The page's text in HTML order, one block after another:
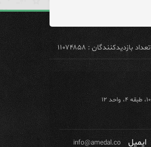
تعداد بازدیدکنندگان : ۱۱۰۷۴۸۵۸
ایمیل info@amedal.co